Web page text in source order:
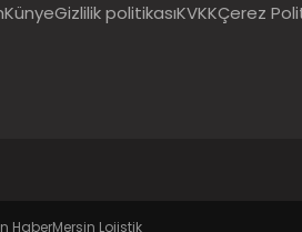
KünyeGizlilik politikasıKVKKÇerez
HaberMersin Lojistik